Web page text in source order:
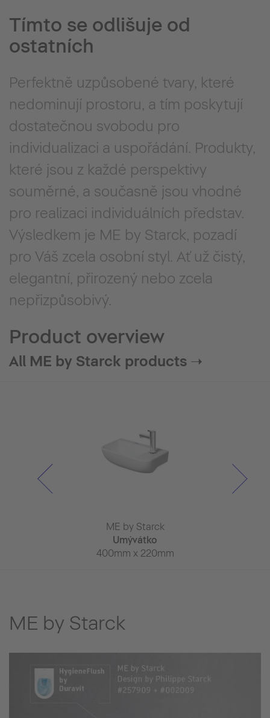
Tímto se odlišuje od
ostatních
Perfektně uzpůsobené tvary, které
nedominují prostoru, a tím poskytují
dostatečnou svobodu pro
individualizaci a uspořádání. Produkty,
které jsou z každé perspektivy
souměrné, a současně jsou vhodné
pro realizaci individuálních představ.
Výsledkem je ME by Starck, pozadí
pro Váš zcela osobní styl. Ať už čistý,
elegantní, přirozený nebo zcela
nepřizpůsobivý.
Product overview
All ME by Starck products ➝
ME by Starck
Umývátko
400mm x 220mm
ME by Starck